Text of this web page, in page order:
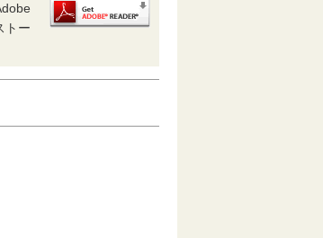
トー